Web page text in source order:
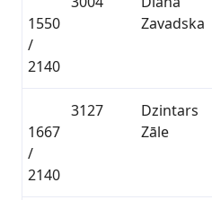
1550
/
2140
Zavadska
1667
/
2140
3127
Dzintars
Zāle